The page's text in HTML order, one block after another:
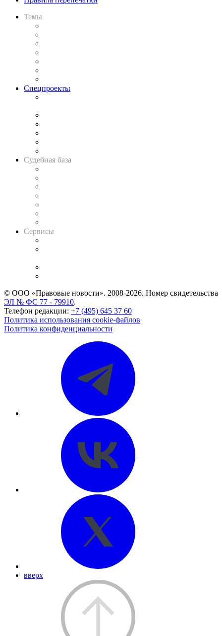
Темы
Спецпроекты
Судебная база
Сервисы
© ООО «Правовые новости». 2008-2026. Номер свидетельства
ЭЛ № ФС 77 - 79910.
Телефон редакции: +7 (495) 645 37 60
Политика использования cookie-файлов
Политика конфиденциальности
вверх